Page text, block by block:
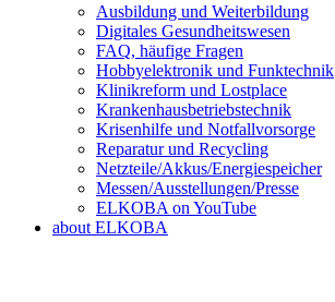
Ausbildung und Weiterbildung
Digitales Gesundheitswesen
FAQ, häufige Fragen
Hobbyelektronik und Funktechnik
Klinikreform und Lostplace
Krankenhausbetriebstechnik
Krisenhilfe und Notfallvorsorge
Reparatur und Recycling
Netzteile/Akkus/Energiespeicher
Messen/Ausstellungen/Presse
ELKOBA on YouTube
about ELKOBA